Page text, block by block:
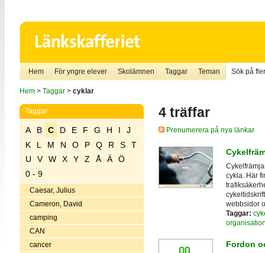
Hem För yngre elever Skolämnen Taggar Teman Sök på
Hem> Taggar> cyklar
Taggar
A B C D E F G H I
J
K
L M N O P Q R S
T
U
V W X Y Z Å Ä
Ö
0 - 9
Caesar, Julius
Cameron, David
camping
CAN
cancer
4 träffar
Prenumerera på nya länkar
cykla. Här
webbsidor
Taggar:
Fordon